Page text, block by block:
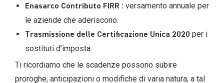
Enasarco Contributo FIRR : versamento annuale per
le aziende che aderiscono.
Trasmissione delle Certificazione Unica 2020 per i
sostituti d’imposta.
Ti ricordiamo che le scadenze possono subire
proroghe, anticipazioni o modifiche di varia natura; a tal